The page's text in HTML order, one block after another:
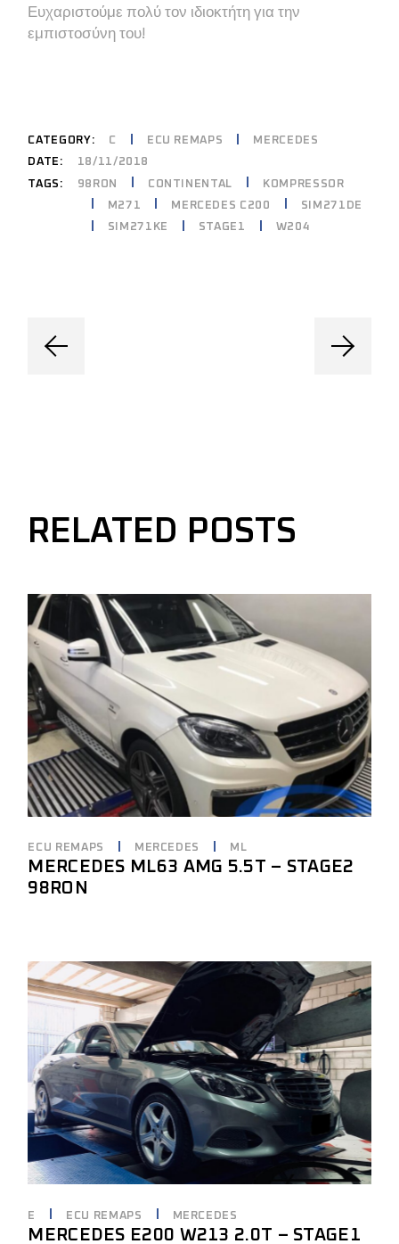
Ευχαριστούμε πολύ τον ιδιοκτήτη για την
εμπιστοσύνη του!
CATEGORY: C ECU REMAPS
MERCEDES
DATE:
18/11/2018
TAGS:
98RON CONTINENTAL
KOMPRESSOR
M271
MERCEDES C200
SIM271DE
SIM271KE
STAGE1 W204
RELATED POSTS
ECU REMAPS MERCEDES ML
MERCEDES ML63 AMG 5.5T – STAGE2
98RON
E ECU REMAPS MERCEDES
MERCEDES E200 W213 2.0T – STAGE1